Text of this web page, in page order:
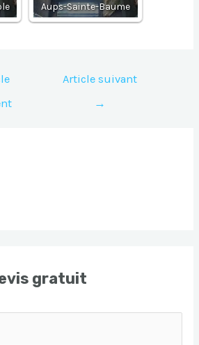
Aups-Sainte-Baume
Article suivant
→
gratuit